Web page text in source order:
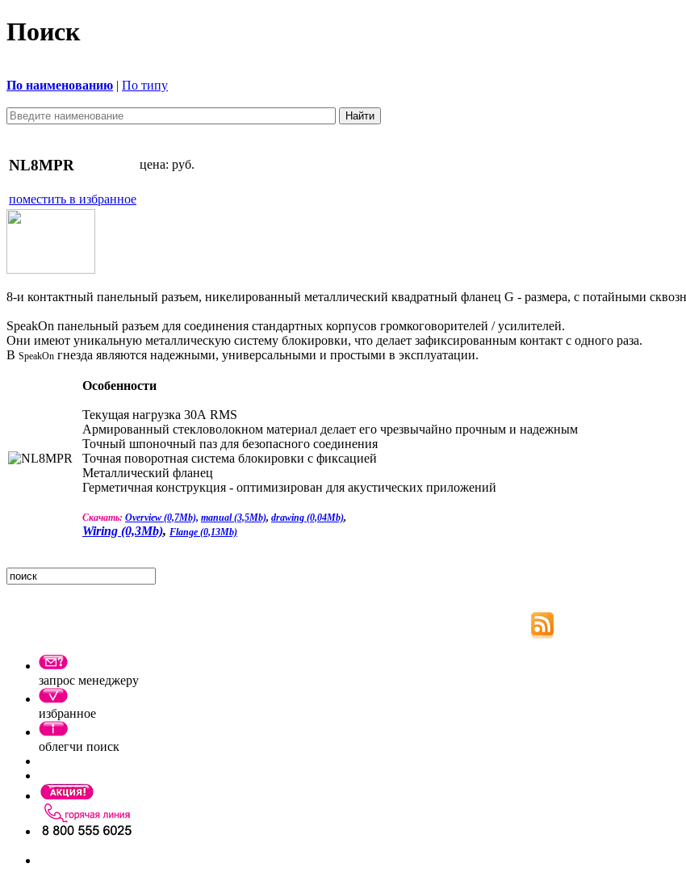
Поиск
По наименованию По типу
NL8MPR цена: руб.
поместить в избранное
8-и контактный панельный разъем, никелированный металлический квадратный фланец G - размера, с потайными
SpeakOn панельный разъем для соединения стандартных корпусов громкоговорителей / усилителей.
Они имеют уникальную металлическую систему блокировки, что делает зафиксированным контакт с одного раза.
В SpeakOn гнезда являются надежными, универсальными и простыми в эксплуатации.
Особенности
Текущая нагрузка 30А RMS
Армированный стекловолокном материал делает его чрезвычайно прочным и надежным
Точный шпоночный паз для безопасного соединения
Точная поворотная система блокировки с фиксацией
Металлический фланец
Герметичная конструкция - оптимизирован для акустических приложений
Скачать: Overview (0,7Mb), manual (3,5Mb), drawing (0,04Mb),
Wiring (0,3Mb), Flange (0,13Mb)
запрос менеджеру
избранное
облегчи поиск